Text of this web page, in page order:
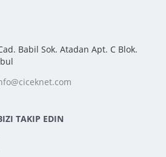
Babil Sok. Atadan Apt. C Blok.
TAKIP EDIN